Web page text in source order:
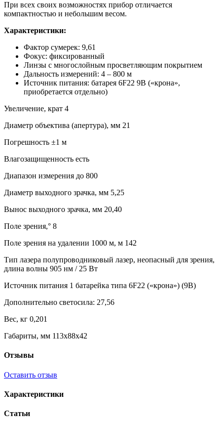
При всех своих возможностях прибор отличается
компактностью и небольшим весом.
Характеристики:
Фактор сумерек: 9,61
Фокус: фиксированный
Линзы с многослойным просветляющим покрытием
Дальность измерений: 4 – 800 м
Источник питания: батарея 6F22 9В («крона»,
приобретается отдельно)
Увеличение, крат 4
Диаметр объектива (апертура), мм 21
Погрешность ±1 м
Влагозащищенность есть
Диапазон измерения до 800
Диаметр выходного зрачка, мм 5,25
Вынос выходного зрачка, мм 20,40
Поле зрения,° 8
Поле зрения на удалении 1000 м, м 142
Тип лазера полупроводниковый лазер, неопасный для зрения,
длина волны 905 нм / 25 Вт
Источник питания 1 батарейка типа 6F22 («крона») (9В)
Дополнительно светосила: 27,56
Вес, кг 0,201
Габариты, мм 113x88x42
Отзывы
Оставить отзыв
Характеристики
Статьи